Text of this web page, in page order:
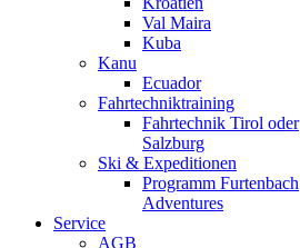
Val Maira
Kuba
Kanu
Ecuador
Fahrtechniktraining
Fahrtechnik Tirol oder
Salzburg
Ski & Expeditionen
Programm Furtenbach
Adventures
Service
AGB